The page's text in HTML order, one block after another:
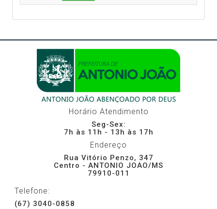
Horário Atendimento
Seg-Sex:
7h às 11h - 13h às 17h
Endereço
Rua Vitório Penzo, 347
Centro - ANTONIO JOAO/MS
79910-011
Telefone:
(67) 3040-0858